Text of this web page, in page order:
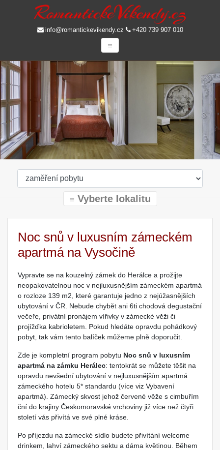
info@romantickevikendy.cz +420 739 907 010
Vyberte lokalitu
Noc snů v luxusním zámeckém
apartmá na Vysočině
Vypravte se na kouzelný zámek do Herálce a prožijte
neopakovatelnou noc v nejluxusnějším zámeckém apartmá
o rozloze 139 m2, které garantuje jedno z nejúžasnějších
ubytování v ČR. Nebude chybět ani 6ti chodová degustační
večeře, privátní pronájem vířivky v zámecké věži či
projížďka kabrioletem. Pokud hledáte opravdu pohádkový
pobyt, tak vám tento balíček můžeme plně doporučit.
Zde je kompletní program pobytu Noc snů v luxusním
apartmá na zámku Herálec: tentokrát se můžete těšit na
opravdu nevšední ubytování v nejluxusnějším apartmá
zámeckého hotelu 5* standardu (více viz Vybavení
apartmá). Zámecký skvost jehož červené věže s cimbuřím
ční do krajiny Českomoravské vrchoviny již více než čtyři
století vás přivítá ve své plné kráse.
Po příjezdu na zámecké sídlo budete přivítání welcome
drinkem, lahví zámeckého sektu a dáma květinou. Během